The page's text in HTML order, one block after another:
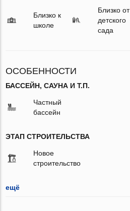
Близко к
школе
Близко от
детского
сада
ОСОБЕННОСТИ
БАССЕЙН, САУНА И Т.П.
Частный
бассейн
ЭТАП СТРОИТЕЛЬСТВА
Новое
строительство
ещё